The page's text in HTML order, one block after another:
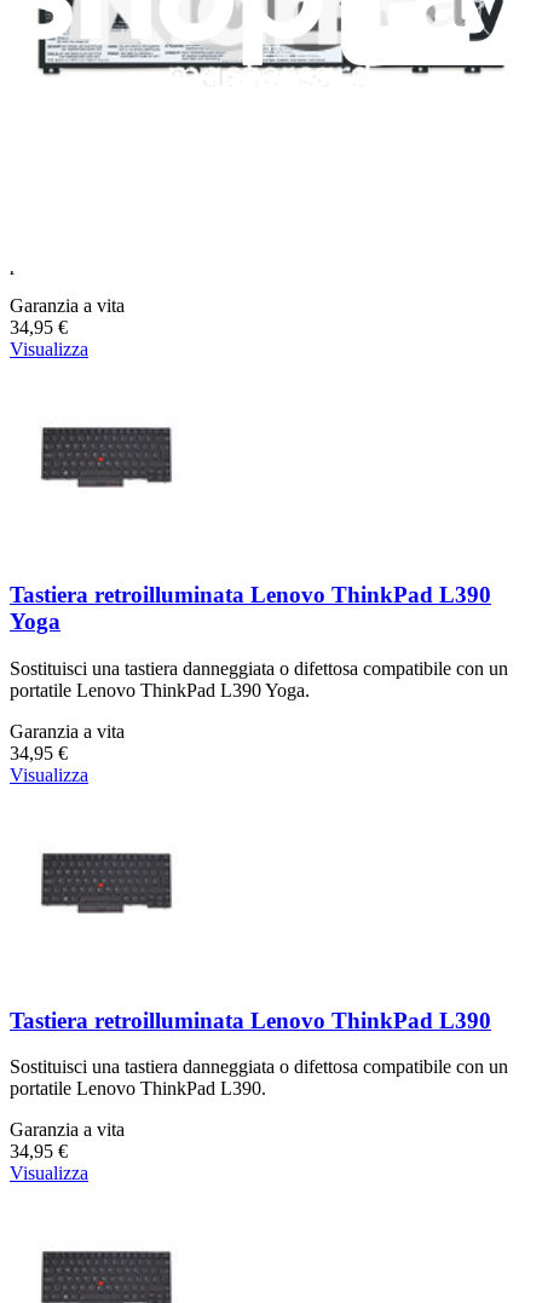
Garanzia a vita
34,95 €
Visualizza
Tastiera retroilluminata Lenovo ThinkPad L390
Yoga
Sostituisci una tastiera danneggiata o difettosa compatibile con un
portatile Lenovo ThinkPad L390 Yoga.
Garanzia a vita
34,95 €
Visualizza
Tastiera retroilluminata Lenovo ThinkPad L390
Sostituisci una tastiera danneggiata o difettosa compatibile con un
portatile Lenovo ThinkPad L390.
Garanzia a vita
34,95 €
Visualizza